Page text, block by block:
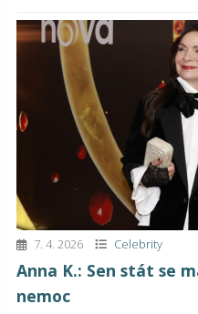
7. 4. 2026 Celebrity
Anna K.: Sen stát se
nemoc